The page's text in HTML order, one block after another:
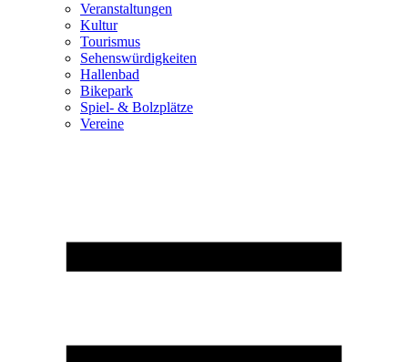
Veranstaltungen
Kultur
Tourismus
Sehenswürdigkeiten
Hallenbad
Bikepark
Spiel- & Bolzplätze
Vereine